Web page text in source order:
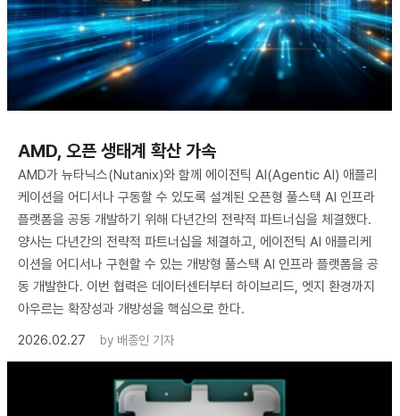
AMD, 오픈 생태계 확산 가속
AMD가 뉴타닉스(Nutanix)와 함께 에이전틱 AI(Agentic AI) 애플리
케이션을 어디서나 구동할 수 있도록 설계된 오픈형 풀스택 AI 인프라
플랫폼을 공동 개발하기 위해 다년간의 전략적 파트너십을 체결했다.
양사는 다년간의 전략적 파트너십을 체결하고, 에이전틱 AI 애플리케
이션을 어디서나 구현할 수 있는 개방형 풀스택 AI 인프라 플랫폼을 공
동 개발한다. 이번 협력은 데이터센터부터 하이브리드, 엣지 환경까지
아우르는 확장성과 개방성을 핵심으로 한다.
2026.02.27
by 배종인 기자